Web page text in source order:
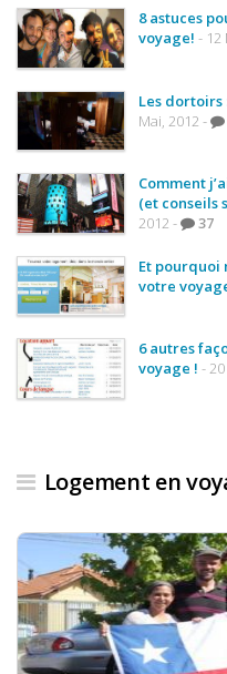
Préparer
Destinations
Outils pour
Sites
Mes
L’auteur
8 astuces
voyage! - 12
Les dortoirs
Mai, 2012 -
Comment
(et conseils
2012 -
37
Et pourquoi
votre
6 autres
voyage ! -
Logement en